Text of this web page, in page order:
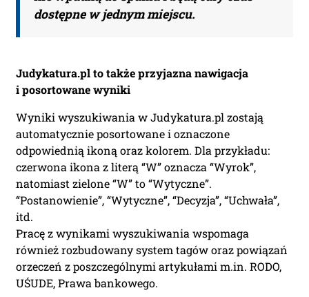
dostępne w jednym miejscu.
Judykatura.pl to także przyjazna nawigacja
i posortowane wyniki
Wyniki wyszukiwania w Judykatura.pl zostają
automatycznie posortowane i oznaczone
odpowiednią ikoną oraz kolorem. Dla przykładu:
czerwona ikona z literą “W” oznacza “Wyrok”,
natomiast zielone “W” to “Wytyczne”.
“Postanowienie”, “Wytyczne”, “Decyzja”, “Uchwała”,
itd.
Pracę z wynikami wyszukiwania wspomaga
również rozbudowany system tagów oraz powiązań
orzeczeń z poszczególnymi artykułami m.in. RODO,
UŚUDE, Prawa bankowego.